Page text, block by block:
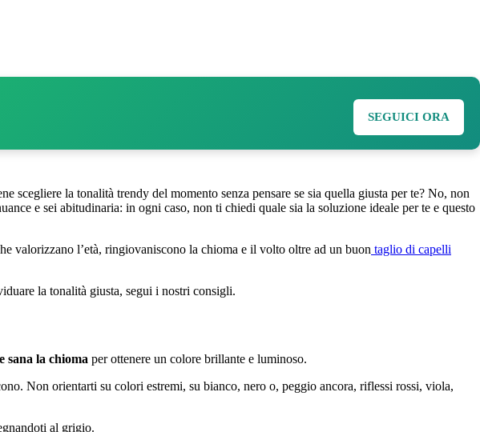
SEGUICI ORA
scegliere la tonalità trendy del momento senza pensare se sia quella giusta per te? No, non
e sei abitudinaria: in ogni caso, non ti chiedi quale sia la soluzione ideale per te e questo
valorizzano l’età, ringiovaniscono la chioma e il volto oltre ad un buon taglio di capelli
la tonalità giusta, segui i nostri consigli.
sana la chioma per ottenere un colore brillante e luminoso.
Non orientarti su colori estremi, su bianco, nero o, peggio ancora, riflessi rossi, viola,
al grigio.